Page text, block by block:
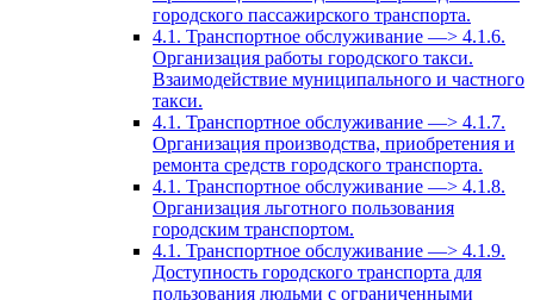
городского пассажирского транспорта.
4.1. Транспортное обслуживание —> 4.1.6.
Организация работы городского такси.
Взаимодействие муниципального и частного
такси.
4.1. Транспортное обслуживание —> 4.1.7.
Организация производства, приобретения и
ремонта средств городского транспорта.
4.1. Транспортное обслуживание —> 4.1.8.
Организация льготного пользования
городским транспортом.
4.1. Транспортное обслуживание —> 4.1.9.
Доступность городского транспорта для
пользования людьми с ограниченными